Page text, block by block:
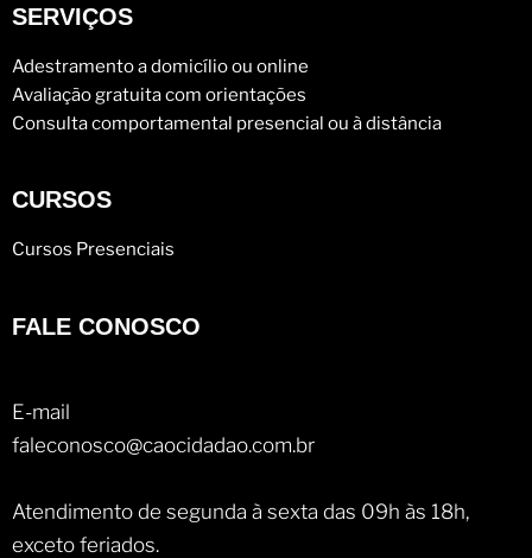
SERVIÇOS
Adestramento a domicílio ou online
Avaliação gratuita com orientações
Consulta comportamental presencial ou à distância
CURSOS
Cursos Presenciais
FALE CONOSCO
E-mail
faleconosco@caocidadao.com.br
Atendimento de segunda à sexta das 09h às 18h,
exceto feriados.